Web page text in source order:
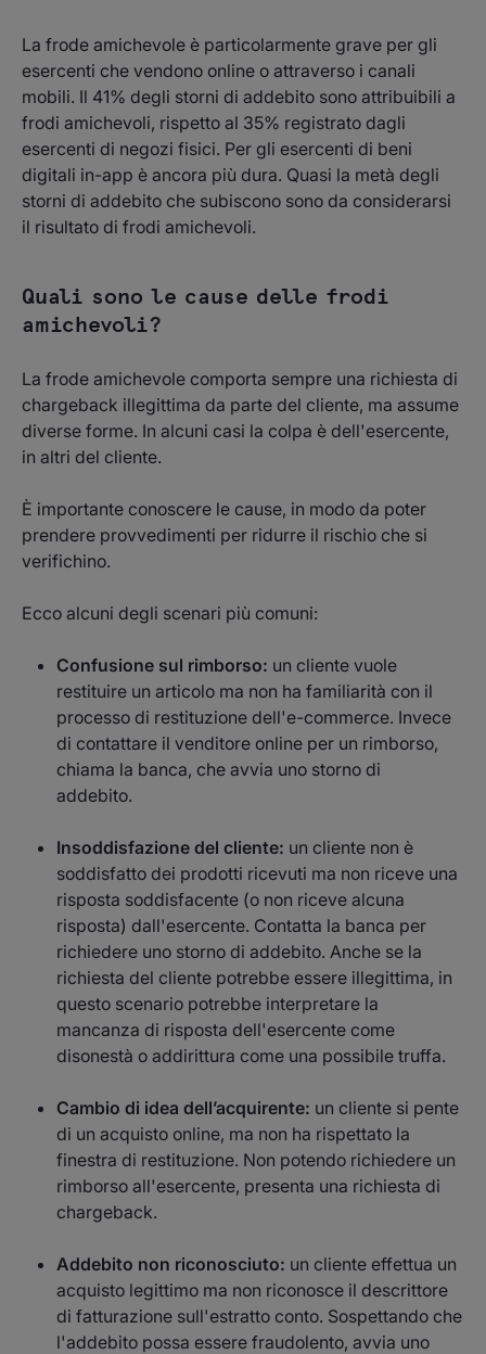
La frode amichevole è particolarmente grave per gli
esercenti che vendono online o attraverso i canali
mobili. Il 41% degli storni di addebito sono attribuibili a
frodi amichevoli, rispetto al 35% registrato dagli
esercenti di negozi fisici. Per gli esercenti di beni
digitali in-app è ancora più dura. Quasi la metà degli
storni di addebito che subiscono sono da considerarsi
il risultato di frodi amichevoli.
Quali sono le cause delle frodi
amichevoli?
La frode amichevole comporta sempre una richiesta di
chargeback illegittima da parte del cliente, ma assume
diverse forme. In alcuni casi la colpa è dell'esercente,
in altri del cliente.
È importante conoscere le cause, in modo da poter
prendere provvedimenti per ridurre il rischio che si
verifichino.
Ecco alcuni degli scenari più comuni:
Confusione sul rimborso: un cliente vuole
restituire un articolo ma non ha familiarità con il
processo di restituzione dell'e-commerce. Invece
di contattare il venditore online per un rimborso,
chiama la banca, che avvia uno storno di
addebito.
Insoddisfazione del cliente: un cliente non è
soddisfatto dei prodotti ricevuti ma non riceve una
risposta soddisfacente (o non riceve alcuna
risposta) dall'esercente. Contatta la banca per
richiedere uno storno di addebito. Anche se la
richiesta del cliente potrebbe essere illegittima, in
questo scenario potrebbe interpretare la
mancanza di risposta dell'esercente come
disonestà o addirittura come una possibile truffa.
Cambio di idea dell’acquirente: un cliente si pente
di un acquisto online, ma non ha rispettato la
finestra di restituzione. Non potendo richiedere un
rimborso all'esercente, presenta una richiesta di
chargeback‍.
Addebito non riconosciuto: un cliente effettua un
acquisto legittimo ma non riconosce il descrittore
di fatturazione sull'estratto conto. Sospettando che
l'addebito possa essere fraudolento, avvia uno